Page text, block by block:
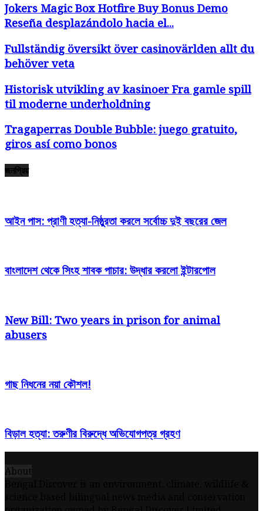
Jokers Magic Box Hotfire Buy Bonus Demo
Reseña desplazándolo hacia el...
Fullständig översikt över casinovärlden allt du
behöver veta
Historisk utvikling av kasinoer Fra gamle spill
til moderne underholdning
Tragaperras Double Bubble: juego gratuito,
giros así­ como bonos
জনপ্রিয়
আইন পাস: প্রাণী হত্যা-নিষ্ঠুরতা করলে সর্বোচ্চ দুই বছরের জেল
বাংলাদেশ থেকে সিংহ শাবক পাচার: উদ্ধার করলো ইন্টারপোল
New Bill: Two years in prison for animal
abusers
গাছ নিধনের নয়া কৌশল!
বিড়াল হত্যা: তরুণীর বিরুদ্ধে অভিযোগপত্র গ্রহণ
About